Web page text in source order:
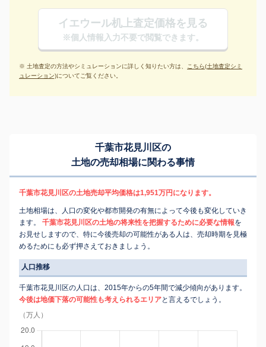
イエウール机上査定価格を見る
※個人情報入力不要で閲覧できます。
※ 土地査定の方法やシミュレーションに詳しく知りたい方は、 こちら(土地査定シミ
ュレーション)についてご覧ください。
千葉市花見川区の
土地の売却相場に関わる事情
千葉市花見川区の土地売却平均価格は1,951万円になります。
土地相場は、人口の変化や都市開発の有無によって今後も変化していき
ます。
千葉市花見川区の土地の将来性を把握するために必要な情報を
お見せしますので、特に今後売却の可能性がある人は、売却時期を見極
めるためにも必ず押さえておきましょう。
人口推移
千葉市花見川区の人口は、2015年からの5年間で減少傾向があります。
今後は地価下落の可能性も考えられるエリアと言えるでしょう。
（万人）